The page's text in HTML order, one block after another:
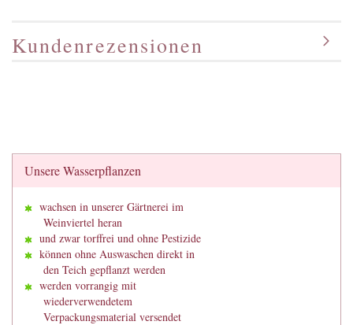
Kundenrezensionen
Unsere Wasserpflanzen
wachsen in unserer Gärtnerei im
Weinviertel heran
und zwar torffrei und ohne Pestizide
können ohne Auswaschen direkt in
den Teich gepflanzt werden
werden vorrangig mit
wiederverwendetem
Verpackungsmaterial versendet